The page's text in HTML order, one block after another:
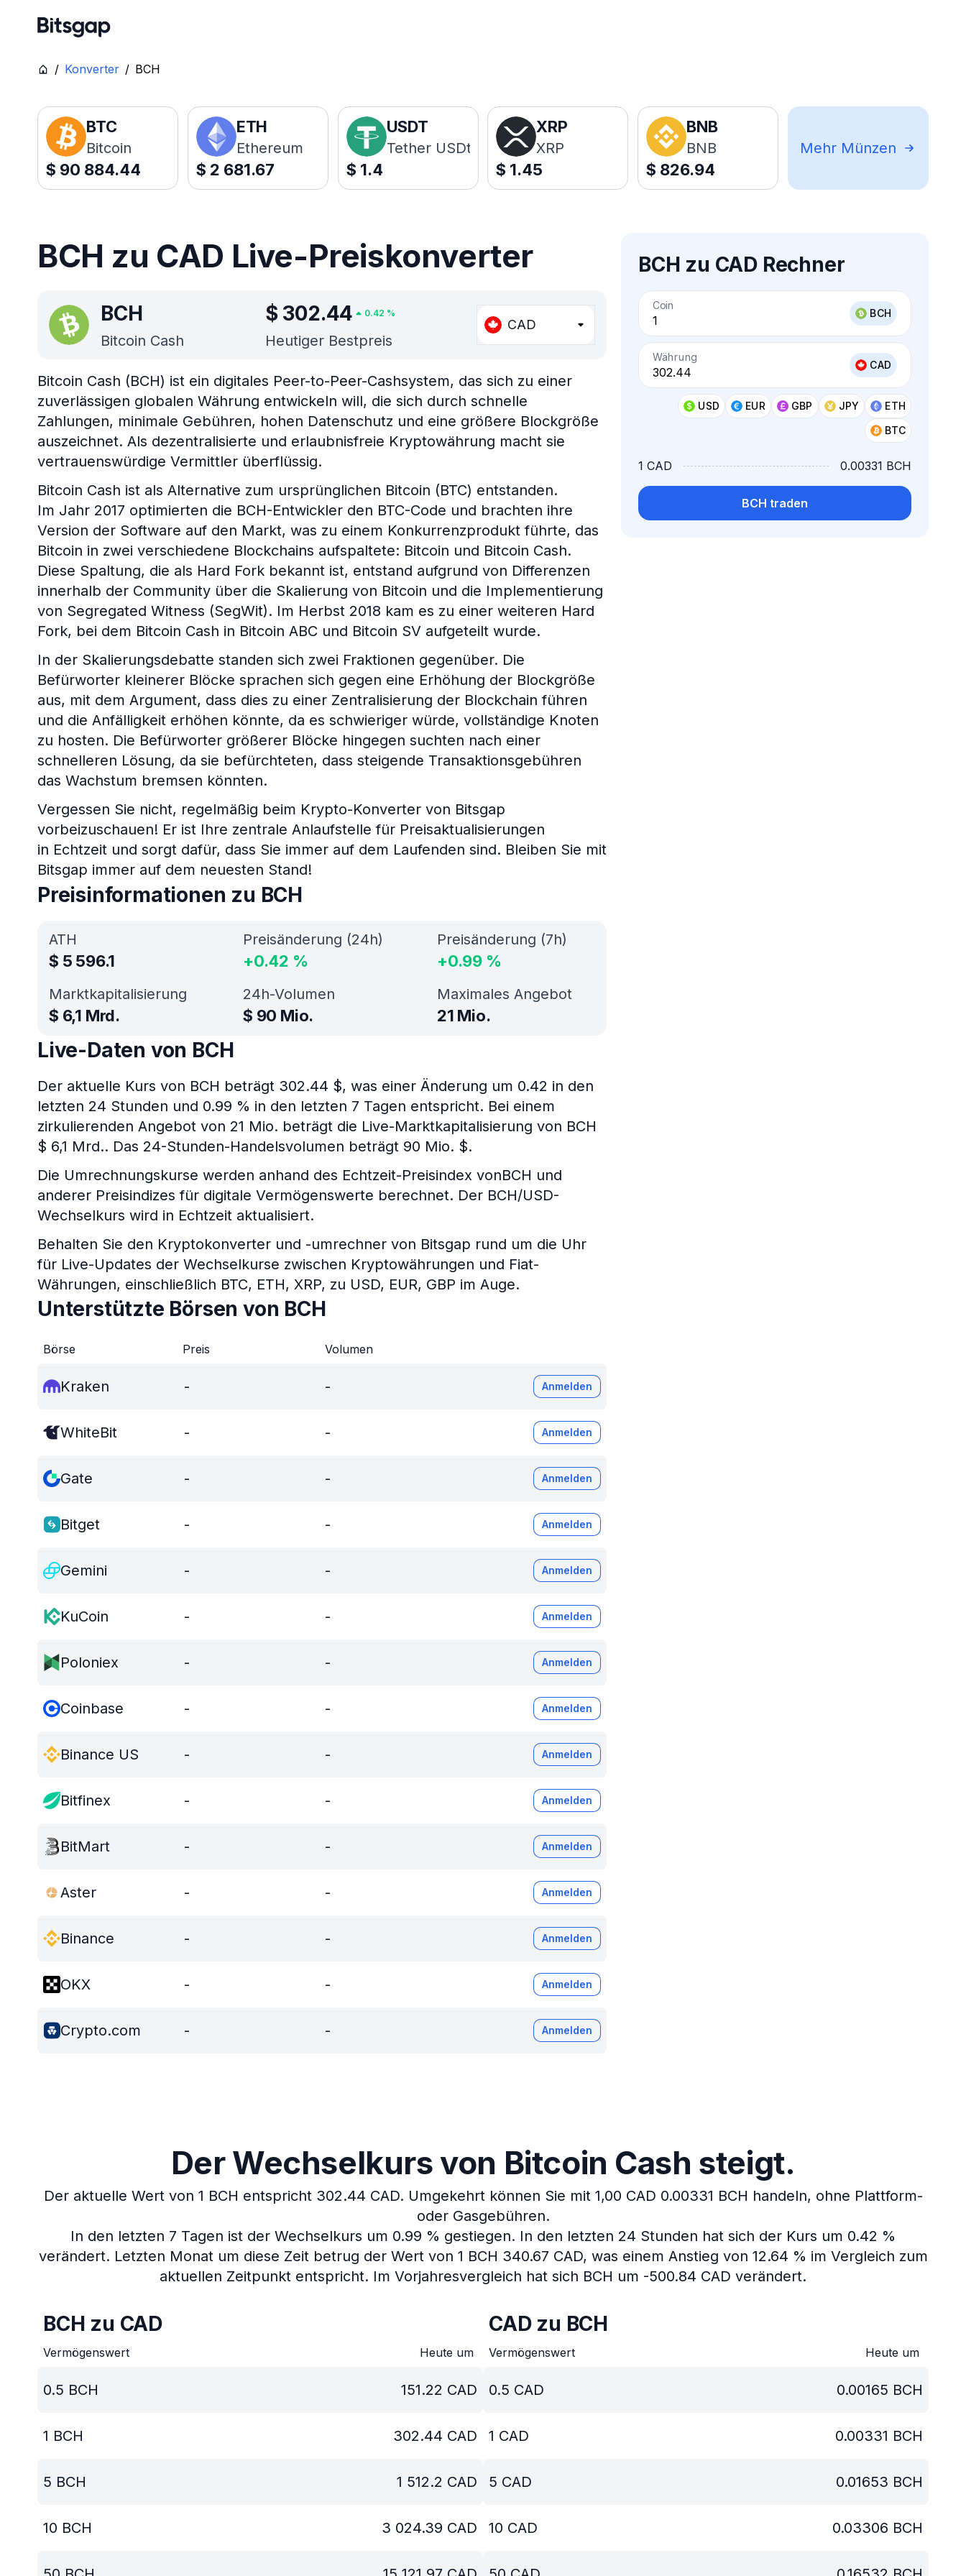
/ Konverter / BCH
BTC
Bitcoin
$ 90 884.44
ETH
Ethereum
$ 2 681.67
USDT
Tether USDt
$ 1.4
XRP
XRP
$ 1.45
BNB
BNB
$ 826.94
Mehr Münzen
BCH zu CAD Live-Preiskonverter
BCH
Bitcoin Cash
$ 302.44 0.42 %
Heutiger Bestpreis
CAD
BCH zu CAD Rechner
Coin
BCH
Währung
CAD
USD EUR GBP JPY
ETH
BTC
1 CAD 0.00331 BCH
BCH traden
Bitcoin Cash (BCH) ist ein digitales Peer-to-Peer-Cashsystem, das sich zu einer
zuverlässigen globalen Währung entwickeln will, die sich durch schnelle
Zahlungen, minimale Gebühren, hohen Datenschutz und eine größere Blockgröße
auszeichnet. Als dezentralisierte und erlaubnisfreie Kryptowährung macht sie
vertrauenswürdige Vermittler überflüssig.
Bitcoin Cash ist als Alternative zum ursprünglichen Bitcoin (BTC) entstanden.
Im Jahr 2017 optimierten die BCH-Entwickler den BTC-Code und brachten ihre
Version der Software auf den Markt, was zu einem Konkurrenzprodukt führte, das
Bitcoin in zwei verschiedene Blockchains aufspaltete: Bitcoin und Bitcoin Cash.
Diese Spaltung, die als Hard Fork bekannt ist, entstand aufgrund von Differenzen
innerhalb der Community über die Skalierung von Bitcoin und die Implementierung
von Segregated Witness (SegWit). Im Herbst 2018 kam es zu einer weiteren Hard
Fork, bei dem Bitcoin Cash in Bitcoin ABC und Bitcoin SV aufgeteilt wurde.
In der Skalierungsdebatte standen sich zwei Fraktionen gegenüber. Die
Befürworter kleinerer Blöcke sprachen sich gegen eine Erhöhung der Blockgröße
aus, mit dem Argument, dass dies zu einer Zentralisierung der Blockchain führen
und die Anfälligkeit erhöhen könnte, da es schwieriger würde, vollständige Knoten
zu hosten. Die Befürworter größerer Blöcke hingegen suchten nach einer
schnelleren Lösung, da sie befürchteten, dass steigende Transaktionsgebühren
das Wachstum bremsen könnten.
Vergessen Sie nicht, regelmäßig beim Krypto-Konverter von Bitsgap
vorbeizuschauen! Er ist Ihre zentrale Anlaufstelle für Preisaktualisierungen
in Echtzeit und sorgt dafür, dass Sie immer auf dem Laufenden sind. Bleiben Sie mit
Bitsgap immer auf dem neuesten Stand!
Preisinformationen zu BCH
ATH
$ 5 596.1
Marktkapitalisierung
$ 6,1 Mrd.
Preisänderung (24h)
+0.42 %
Preisänderung (7h)
+0.99 %
24h-Volumen
$ 90 Mio.
Maximales Angebot
21 Mio.
Live-Daten von BCH
Der aktuelle Kurs von BCH beträgt 302.44 $, was einer Änderung um 0.42 in den
letzten 24 Stunden und 0.99 % in den letzten 7 Tagen entspricht. Bei einem
zirkulierenden Angebot von 21 Mio. beträgt die Live-Marktkapitalisierung von BCH
$ 6,1 Mrd.. Das 24-Stunden-Handelsvolumen beträgt 90 Mio. $.
Die Umrechnungskurse werden anhand des Echtzeit-Preisindex vonBCH und
anderer Preisindizes für digitale Vermögenswerte berechnet. Der BCH/USD-
Wechselkurs wird in Echtzeit aktualisiert.
Behalten Sie den Kryptokonverter und -umrechner von Bitsgap rund um die Uhr
für Live-Updates der Wechselkurse zwischen Kryptowährungen und Fiat-
Währungen, einschließlich BTC, ETH, XRP, zu USD, EUR, GBP im Auge.
Unterstützte Börsen von BCH
Börse Preis Volumen
Kraken - - Anmelden
WhiteBit - - Anmelden
Gate - - Anmelden
Bitget - - Anmelden
Gemini - - Anmelden
KuCoin - - Anmelden
Poloniex - - Anmelden
Coinbase - - Anmelden
Binance US - - Anmelden
Bitfinex - - Anmelden
BitMart - - Anmelden
Aster - - Anmelden
Binance - - Anmelden
OKX - - Anmelden
Crypto.com - - Anmelden
Der Wechselkurs von Bitcoin Cash steigt.
Der aktuelle Wert von 1 BCH entspricht 302.44 CAD. Umgekehrt können Sie mit 1,00 CAD 0.00331 BCH handeln, ohne Plattform-
oder Gasgebühren.
In den letzten 7 Tagen ist der Wechselkurs um 0.99 % gestiegen. In den letzten 24 Stunden hat sich der Kurs um 0.42 %
verändert. Letzten Monat um diese Zeit betrug der Wert von 1 BCH 340.67 CAD, was einem Anstieg von 12.64 % im Vergleich zum
aktuellen Zeitpunkt entspricht. Im Vorjahresvergleich hat sich BCH um -500.84 CAD verändert.
BCH zu CAD
Vermögenswert Heute um
0.5 BCH 151.22 CAD
1 BCH 302.44 CAD
5 BCH 1 512.2 CAD
10 BCH 3 024.39 CAD
CAD zu BCH
Vermögenswert Heute um
0.5 CAD 0.00165 BCH
1 CAD 0.00331 BCH
5 CAD 0.01653 BCH
10 CAD 0.03306 BCH